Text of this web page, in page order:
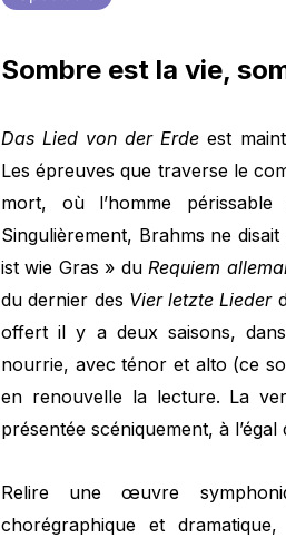
Sombre est la vie,
Das Lied von der Erde est
Les épreuves que traverse le
mort, où l’homme
Singulièrement, Brahms ne
ist wie Gras » duRequiem
du dernier des Vier letzte Lieder
offert il y a deux saisons,
nourrie, avec ténor et alto (ce
en renouvelle la lecture. La
présentée scéniquement, à l’égal
Relire une œuvre
chorégraphique et